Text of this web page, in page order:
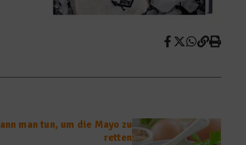
man tun, um die Mayo zu
retten